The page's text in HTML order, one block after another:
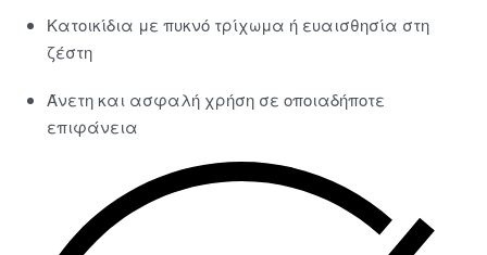
Κατοικίδια με πυκνό τρίχωμα ή ευαισθησία στη
ζέστη
Άνετη και ασφαλή χρήση σε οποιαδήποτε
επιφάνεια